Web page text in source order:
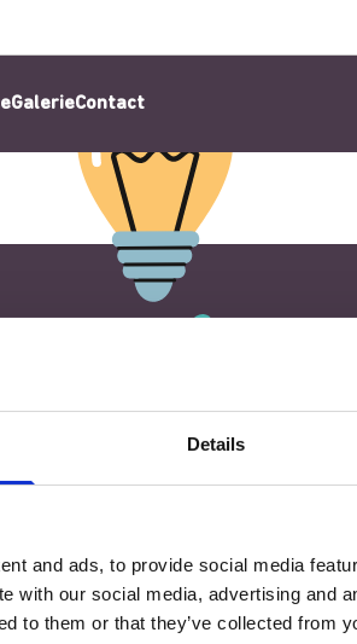
Details
and ads, to provide social media
with our social media, advertising and
to them or that they’ve collected from
GalerieContact